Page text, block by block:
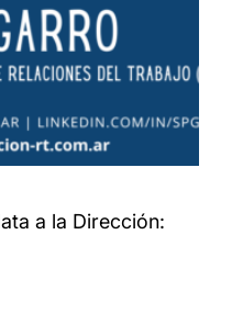
a la Dirección: